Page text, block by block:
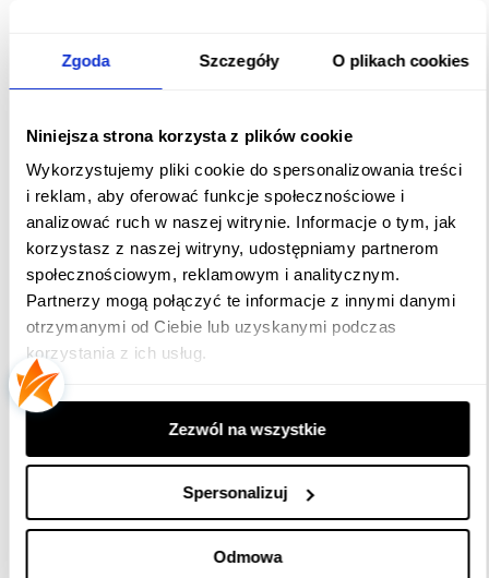
Zgoda Szczegóły O plikach cookies
Niniejsza strona korzysta z plików cookie
Wykorzystujemy pliki cookie do spersonalizowania treści
i reklam, aby oferować funkcje społecznościowe i
analizować ruch w naszej witrynie. Informacje o tym, jak
korzystasz z naszej witryny, udostępniamy partnerom
społecznościowym, reklamowym i analitycznym.
Partnerzy mogą połączyć te informacje z innymi danymi
otrzymanymi od Ciebie lub uzyskanymi podczas
korzystania z ich usług.
Zezwól na wszystkie
Spersonalizuj
Odmowa
Girlandy ogrodowe mogą działać
śniegu, jest to produkt do użytku
zewnętrznego oraz wewnętrznego!!!
Jakie żarówki do girlandy wybrać?
Dobór odpowiednich żarówek to
podstawa dla uzyskania odpowiedniego
efektu świetlnego oraz dekoracyjnego, w
naszej ofercie znajdują się żarówki LED o
różnej mocy od delikatnych 0,7W = 10W
do mocnych 8W, o różnych kształtach i
barwach światła. W razie potrzeby z
doborem odpowiednich żarówek prosimy
o kontakt telefoniczny lub e-mail, nasi
doradcy z pewnością pomogą w
dobraniu najlepszego rozwiązania.
Girlanda wysyłana jest w zestawie z